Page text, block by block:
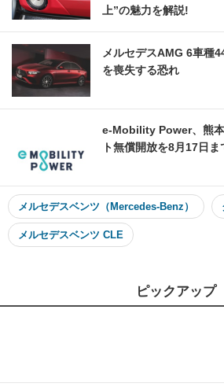
上”の魅力を解説!
メルセデスAMG 6車種
を喪失する恐れ
e-Mobility Power、熊
ト無償開放を8月17日ま
メルセデスベンツ（Mercedes-Benz）
メルセデスベンツ CLE
ピックアップ